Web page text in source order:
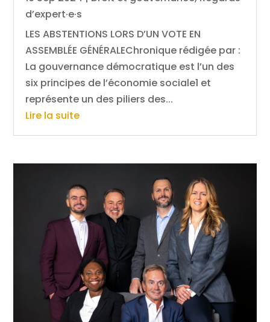
d’expert·e·s
LES ABSTENTIONS LORS D’UN VOTE EN
ASSEMBLÉE GÉNÉRALEChronique rédigée par :
La gouvernance démocratique est l’un des
six principes de l’économie sociale1 et
représente un des piliers des...
Lire la suite